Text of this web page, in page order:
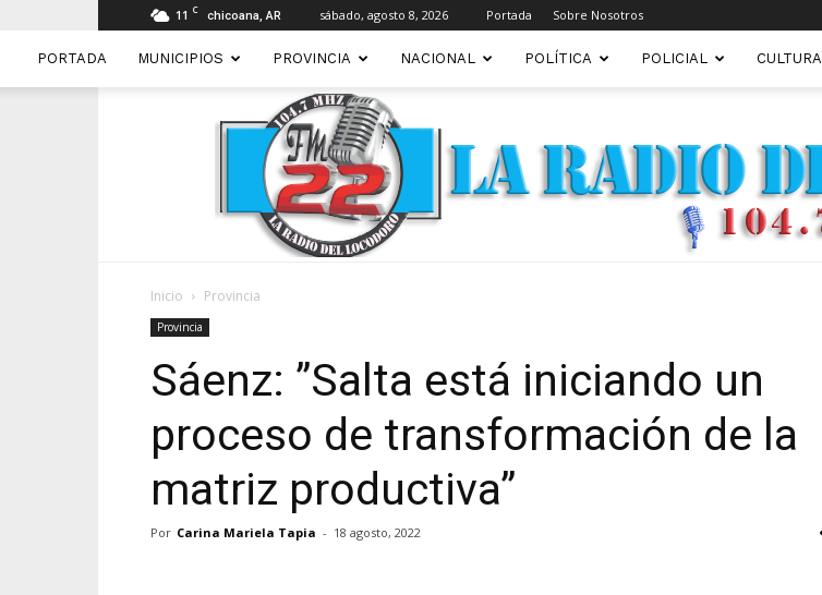
11 C chicoana, AR sábado, agosto 8, 2026 Portada Sobre Nosotros
PORTADA MUNICIPIOS PROVINCIA NACIONAL POLÍTICA POLICIAL CULTURA
Inicio Provincia
Provincia
Sáenz: ”Salta está iniciando un
proceso de transformación de la
matriz productiva”
Por Carina Mariela Tapia - 18 agosto, 2022